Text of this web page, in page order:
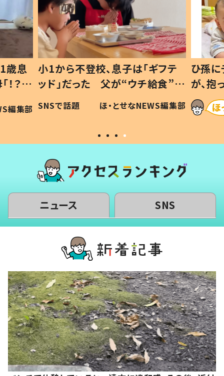
歳息
？」
編集部
小1から不登校、息子は「ギフテ
ッド」だった 父が“ウチ給食”を
作り続ける理由とは #令和の親
#令和の子
SNSで話題 ほ・とせなNEWS編集部
ひ孫
が、
「涙が
い」
ニュース SNS